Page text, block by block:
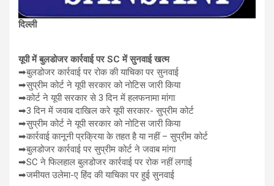
दिल्ली
यूपी में बुलडोजर कार्रवाई पर SC में सुनवाई खत्म
➡बुलडोजर कार्रवाई पर रोक की याचिका पर सुनवाई
➡सुप्रीम कोर्ट ने यूपी सरकार को नोटिस जारी किया
➡कोर्ट ने यूपी सरकार से 3 दिन में हलफनामा मांगा
➡3 दिन में जवाब दाखिल करे यूपी सरकार- सुप्रीम कोर्ट
➡सुप्रीम कोर्ट ने यूपी सरकार को नोटिस जारी किया
➡कार्रवाई कानूनी प्रक्रिया के तहत है या नहीं – सुप्रीम कोर्ट
➡बुलडोजर कार्रवाई पर सुप्रीम कोर्ट ने जवाब मांगा
➡SC ने फिलहाल बुलडोजर कार्रवाई पर रोक नहीं लगाई
➡जमीयत उलेमा-ए हिंद की याचिका पर हुई सुनवाई